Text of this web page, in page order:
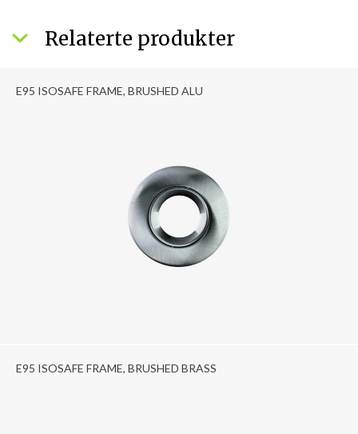
Relaterte produkter
E95 ISOSAFE FRAME, BRUSHED ALU
E95 ISOSAFE FRAME, BRUSHED BRASS